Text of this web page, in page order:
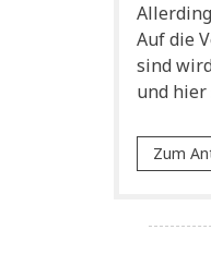
Auf die
sind
und hier
Zum